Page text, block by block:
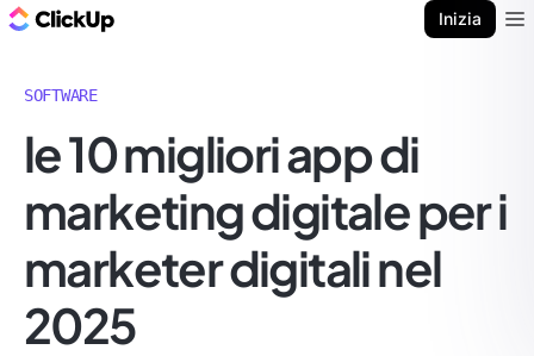
Inizia
SOFTWARE
le 10 migliori app di
marketing digitale per i
marketer digitali nel
2025